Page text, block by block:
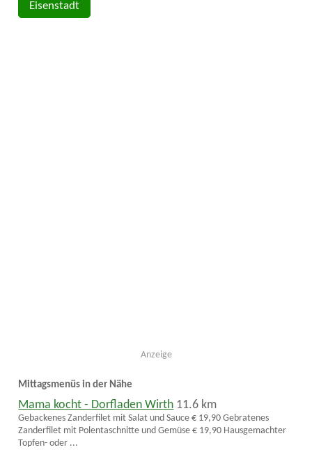
Eisenstadt
Anzeige
Mittagsmenüs in der Nähe
Mama kocht - Dorfladen Wirth 11.6 km
Gebackenes Zanderfilet mit Salat und Sauce € 19,90 Gebratenes
Zanderfilet mit Polentaschnitte und Gemüse € 19,90 Hausgemachter
Topfen- oder ...